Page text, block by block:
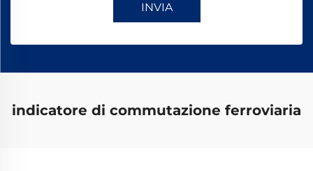
INVIA
indicatore di commutazione ferroviaria